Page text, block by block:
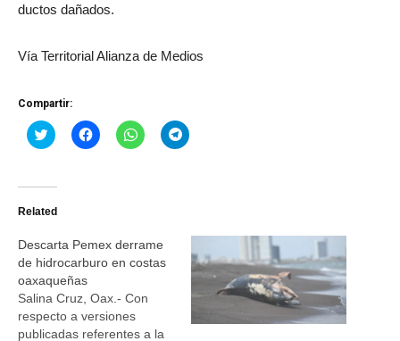
ductos dañados.
Vía Territorial Alianza de Medios
Compartir:
Haz
clic
Twitter
abre
ventana
nueva)
Haz
clic
ventana
nueva)
Haz
clic
ventana
nueva)
Haz
clic
una
nueva)
Related
Descarta Pemex derrame
de hidrocarburo en costas
oaxaqueñas
Salina Cruz, Oax.- Con
respecto a versiones
publicadas referentes a la